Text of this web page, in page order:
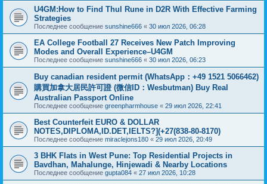
U4GM:How to Find Thul Rune in D2R With Effective Farming
Strategies
Последнее сообщение sunshine666 « 30 июл 2026, 06:28
EA College Football 27 Receives New Patch Improving
Modes and Overall Experience–U4GM
Последнее сообщение sunshine666 « 30 июл 2026, 06:23
Buy canadian resident permit (WhatsApp：+49 1521 5066462)
購買加拿大居民許可證 (微信ID：Wesbutman) Buy Real
Australian Passport Online
Последнее сообщение greenpharmhouse « 29 июл 2026, 22:41
Best Counterfeit EURO & DOLLAR
NOTES,DIPLOMA,ID.DET,IELTS?](+27(838-80-8170)
Последнее сообщение miraclejons180 « 29 июл 2026, 20:49
3 BHK Flats in West Pune: Top Residential Projects in
Bavdhan, Mahalunge, Hinjewadi & Nearby Locations
Последнее сообщение gupta084 « 27 июл 2026, 10:28